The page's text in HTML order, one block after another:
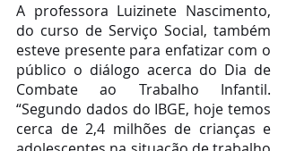
A professora Luizinete Nascimento,
do curso de Serviço Social, também
esteve presente para enfatizar com o
público o diálogo acerca do Dia de
Combate ao Trabalho Infantil.
“Segundo dados do IBGE, hoje temos
cerca de 2,4 milhões de crianças e